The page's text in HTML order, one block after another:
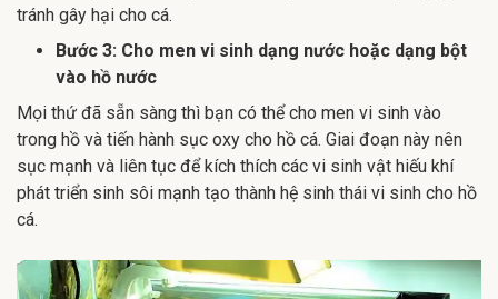
tránh gây hại cho cá.
Bước 3: Cho men vi sinh dạng nước hoặc dạng bột
vào hồ nước
Mọi thứ đã sẵn sàng thì bạn có thể cho men vi sinh vào
trong hồ và tiến hành sục oxy cho hồ cá. Giai đoạn này nên
sục mạnh và liên tục để kích thích các vi sinh vật hiếu khí
phát triển sinh sôi mạnh tạo thành hệ sinh thái vi sinh cho hồ
cá.